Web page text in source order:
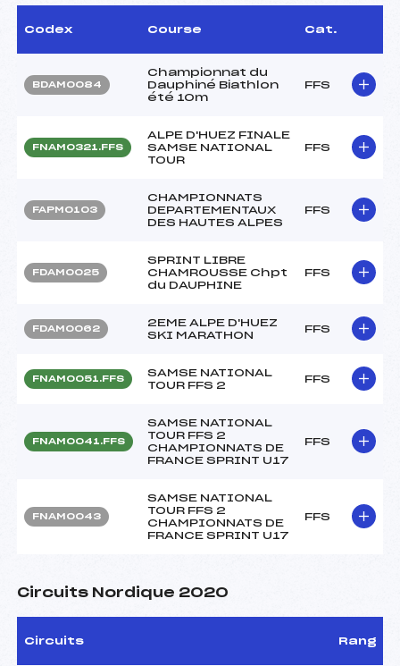
Codex Course Cat.
BDAM0084
Championnat du
Dauphiné Biathlon
été 10m
FFS
FNAM0321.FFS
ALPE D'HUEZ FINALE
SAMSE NATIONAL
TOUR
FFS
FAPM0103
CHAMPIONNATS
DEPARTEMENTAUX
DES HAUTES ALPES
FFS
FDAM0025
SPRINT LIBRE
CHAMROUSSE Chpt
du DAUPHINE
FFS
FDAM0062
2EME ALPE D'HUEZ
SKI MARATHON
FFS
FNAM0051.FFS
SAMSE NATIONAL
TOUR FFS 2
FFS
FNAM0041.FFS
SAMSE NATIONAL
TOUR FFS 2
CHAMPIONNATS DE
FRANCE SPRINT U17
FFS
FNAM0043
SAMSE NATIONAL
TOUR FFS 2
CHAMPIONNATS DE
FRANCE SPRINT U17
FFS
Circuits Nordique 2020
Circuits Rang